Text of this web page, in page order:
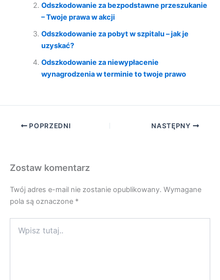
Odszkodowanie za bezpodstawne przeszukanie
– Twoje prawa w akcji
Odszkodowanie za pobyt w szpitalu – jak je
uzyskać?
Odszkodowanie za niewypłacenie
wynagrodzenia w terminie to twoje prawo
POPRZEDNI NASTĘPNY
Zostaw komentarz
Twój adres e-mail nie zostanie opublikowany. Wymagane
pola są oznaczone *
tutaj..